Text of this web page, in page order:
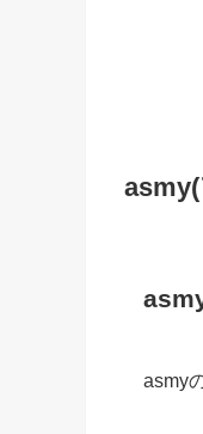
asmy(
asmy